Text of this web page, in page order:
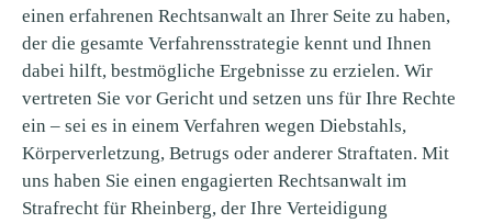
einen erfahrenen Rechtsanwalt an Ihrer Seite zu haben,
der die gesamte Verfahrensstrategie kennt und Ihnen
dabei hilft, bestmögliche Ergebnisse zu erzielen. Wir
vertreten Sie vor Gericht und setzen uns für Ihre Rechte
ein – sei es in einem Verfahren wegen Diebstahls,
Körperverletzung, Betrugs oder anderer Straftaten. Mit
uns haben Sie einen engagierten Rechtsanwalt im
Strafrecht für Rheinberg, der Ihre Verteidigung